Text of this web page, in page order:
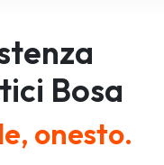
Bosa
onesto.